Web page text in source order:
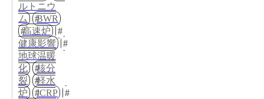
ルトニウ
ム
BWR
高速炉
健康影響
地球温暖
化
核分
裂
軽水
炉
ICRP